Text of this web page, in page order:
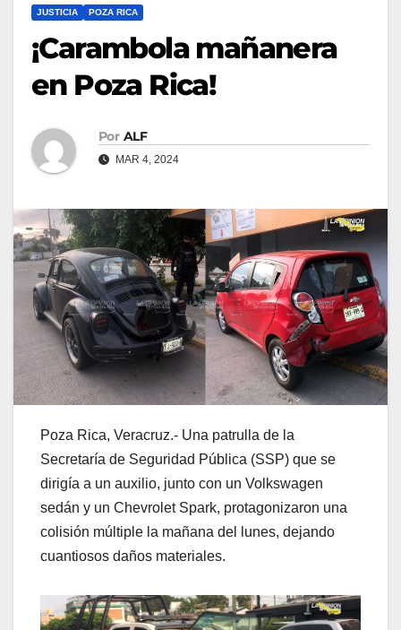
JUSTICIA POZA RICA
¡Carambola mañanera
en Poza Rica!
Por ALF
MAR 4, 2024
Poza Rica, Veracruz.- Una patrulla de la
Secretaría de Seguridad Pública (SSP) que se
dirigía a un auxilio, junto con un Volkswagen
sedán y un Chevrolet Spark, protagonizaron una
colisión múltiple la mañana del lunes, dejando
cuantiosos daños materiales.